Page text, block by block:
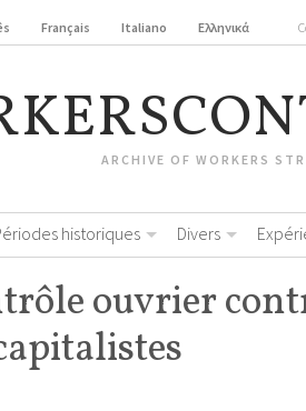
Français Italiano Ελληνικά
ARCHIVE OF WORKERS
historiques Divers
ouvrier